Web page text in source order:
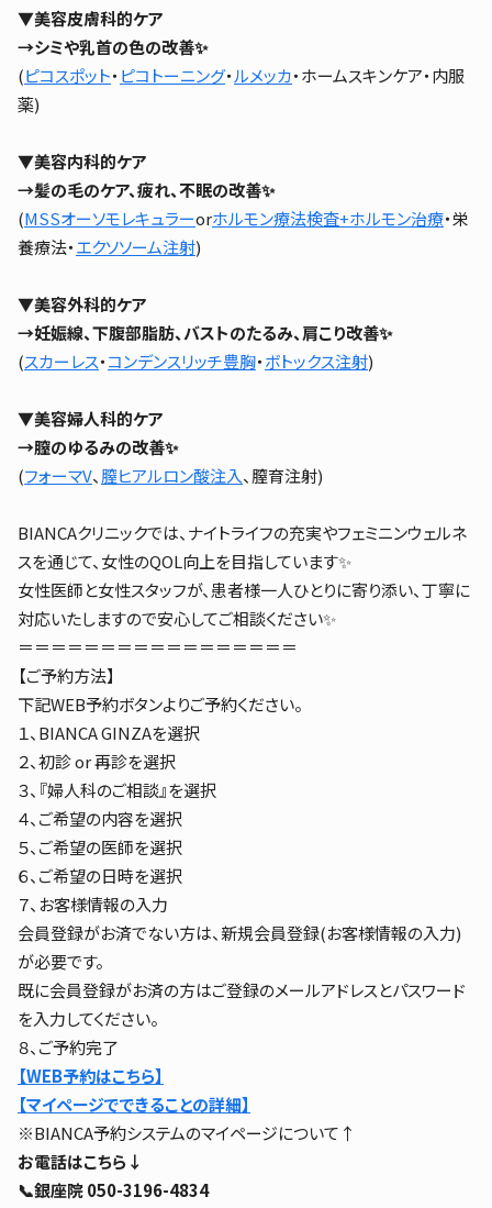
▼美容皮膚科的ケア
→シミや乳首の色の改善✨
(ピコスポット・ ピコトーニング・ルメッカ・ホームスキンケア・内服
薬)
▼美容内科的ケア
→髪の毛のケア、疲れ、不眠の改善✨
(MSSオーソモレキュラーorホルモン療法検査+ホルモン治療・栄
養療法・エクソソーム注射)
▼美容外科的ケア
→妊娠線、下腹部脂肪、バストのたるみ、肩こり改善✨
(スカーレス・コンデンスリッチ豊胸・ボトックス注射)
▼美容婦人科的ケア
→膣のゆるみの改善✨
(フォーマV、 膣ヒアルロン酸注入、膣育注射)
BIANCAクリニックでは、ナイトライフの充実やフェミニンウェルネ
スを通じて、女性のQOL向上を目指しています✨
女性医師と女性スタッフが、患者様一人ひとりに寄り添い、丁寧に
対応いたしますので安心してご相談ください✨
＝＝＝＝＝＝＝＝＝＝＝＝＝＝＝＝＝
【ご予約方法】
下記WEB予約ボタンよりご予約ください。
１、BIANCA GINZAを選択
２、初診 or 再診を選択
３、『婦人科のご相談』を選択
４、ご希望の内容を選択
５、ご希望の医師を選択
６、ご希望の日時を選択
７、お客様情報の入力
会員登録がお済でない方は、新規会員登録(お客様情報の入力)
が必要です。
既に会員登録がお済の方はご登録のメールアドレスとパスワード
を入力してください。
８、ご予約完了
【WEB予約はこちら】
【マイページでできることの詳細】
※BIANCA予約システムのマイページについて↑
お電話はこちら↓
📞銀座院 050-3196-4834